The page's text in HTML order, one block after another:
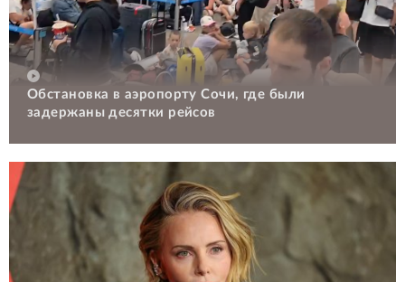
Обстановка в аэропорту Сочи, где были
задержаны десятки рейсов